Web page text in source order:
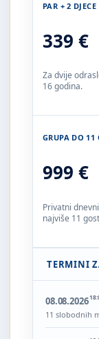
PAR + 2 DJECE
339 €
Za dvije
16 godina.
GRUPA DO 11
999 €
Privatni
najviše 11
TERMINI
08.08.2026
11 slobodnih